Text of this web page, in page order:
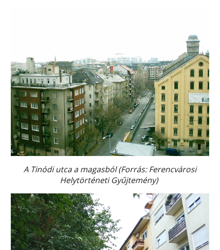
A Tinódi utca a magasból (Forrás: Ferencvárosi
Helytörténeti Gyűjtemény)